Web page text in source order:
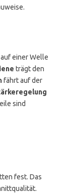
einer Welle
trägt den
fährt auf der
sind
fest. Das